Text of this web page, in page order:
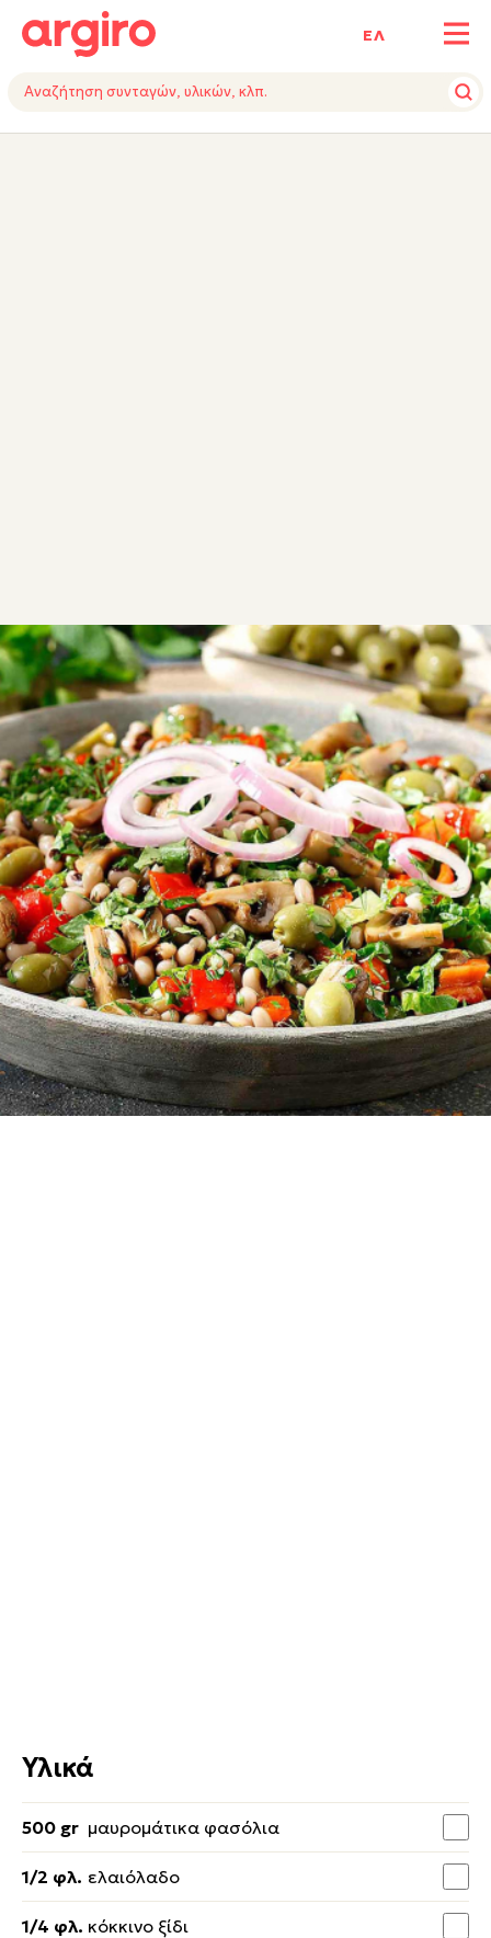
ΕΛ
ΥΛΙΚΑVIDEOΕΚΤΕΛΕΣΗTIPSΣΥΜΒΟΥΛΗ ΕΙΔΙΚΟΥ ΕΞΟΠΛΙΣΜΟΣ
ΣΥΝΤΑΓΕΣ ΑΛΜΥΡΑ ΟΣΠΡΙΑ
Μαυρομάτικα φασόλια σαλάτα
Σαλάτα με μαυρομάτικα φασόλια, πιπεριές και
φρέσκα κρεμμυδάκια, γεμάτη χρώμα και γεύση, με
άρωμα φρέσκου μαϊντανού.
VG V
Εύκολη 0:35
5 10 λεπτά 25 λεπτά
Υλικά
500 gr μαυρομάτικα φασόλια
1/2 φλ. ελαιόλαδο
1/4 φλ. κόκκινο ξίδι